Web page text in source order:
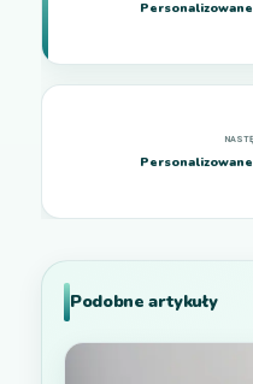
Podobne artykuły